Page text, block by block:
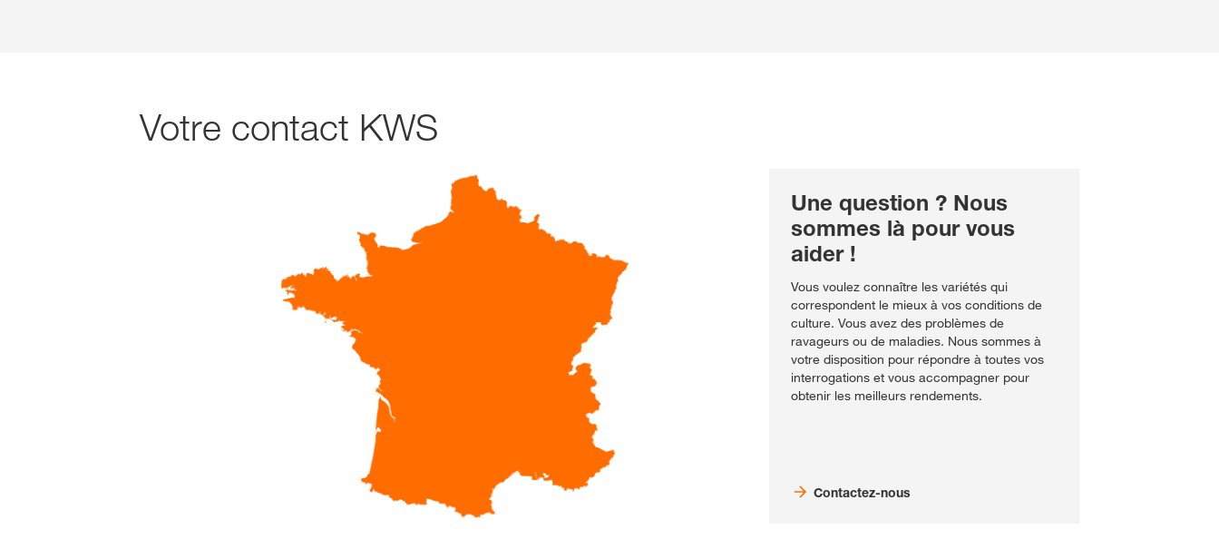
Votre contact KWS
Une question ? Nous
sommes là pour vous
aider !
Vous voulez connaître les variétés qui
correspondent le mieux à vos conditions de
culture. Vous avez des problèmes de
ravageurs ou de maladies. Nous sommes à
votre disposition pour répondre à toutes vos
interrogations et vous accompagner pour
obtenir les meilleurs rendements.
Contactez-nous